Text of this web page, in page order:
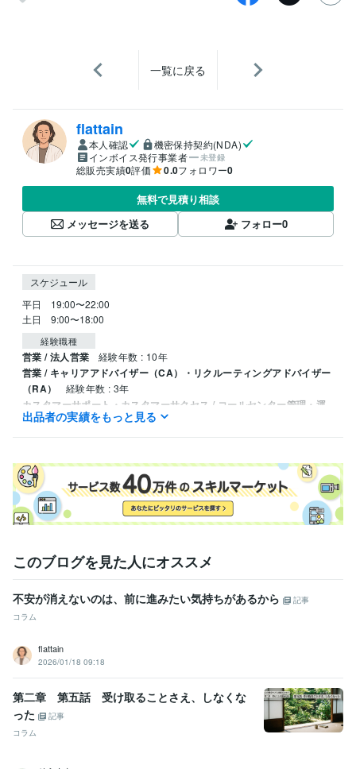
一覧に戻る
flattain
本人確認
機密保持契約(NDA)
インボイス発行事業者
未登録
総販売実績0評価 0.0フォロワー0
無料で見積り相談
メッセージを送る
フォロー0
スケジュール
平日　19:00〜22:00
土日　9:00〜18:00
経験職種
営業 / 法人営業 経験年数 : 10年
営業 / キャリアアドバイザー（CA）・リクルーティングアドバイザー
（RA）
経験年数 : 3年
カスタマーサポート・カスタマーサクセス / コールセンター管理・運
営
経験年数 : 15年
出品者の実績をもっと見る
このブログを見た人にオススメ
不安が消えないのは、前に進みたい気持ちがあるから
記事
コラム
flattain
2026/01/18 09:18
第二章 第五話 受け取ることさえ、しなくな
った
記事
コラム